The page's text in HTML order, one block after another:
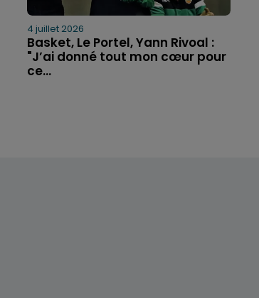
4 juillet 2026
Basket, Le Portel, Yann Rivoal :
"J’ai donné tout mon cœur pour
ce...